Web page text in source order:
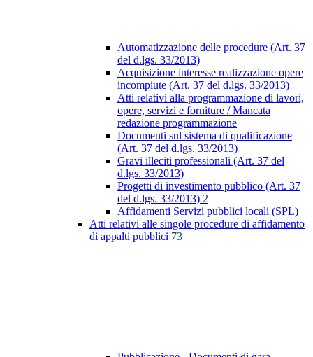
Automatizzazione delle procedure (Art. 37
del d.lgs. 33/2013)
Acquisizione interesse realizzazione opere
incompiute (Art. 37 del d.lgs. 33/2013)
Atti relativi alla programmazione di lavori,
opere, servizi e forniture / Mancata
redazione programmazione
Documenti sul sistema di qualificazione
(Art. 37 del d.lgs. 33/2013)
Gravi illeciti professionali (Art. 37 del
d.lgs. 33/2013)
Progetti di investimento pubblico (Art. 37
del d.lgs. 33/2013) 2
Affidamenti Servizi pubblici locali (SPL)
Atti relativi alle singole procedure di affidamento
di appalti pubblici 73